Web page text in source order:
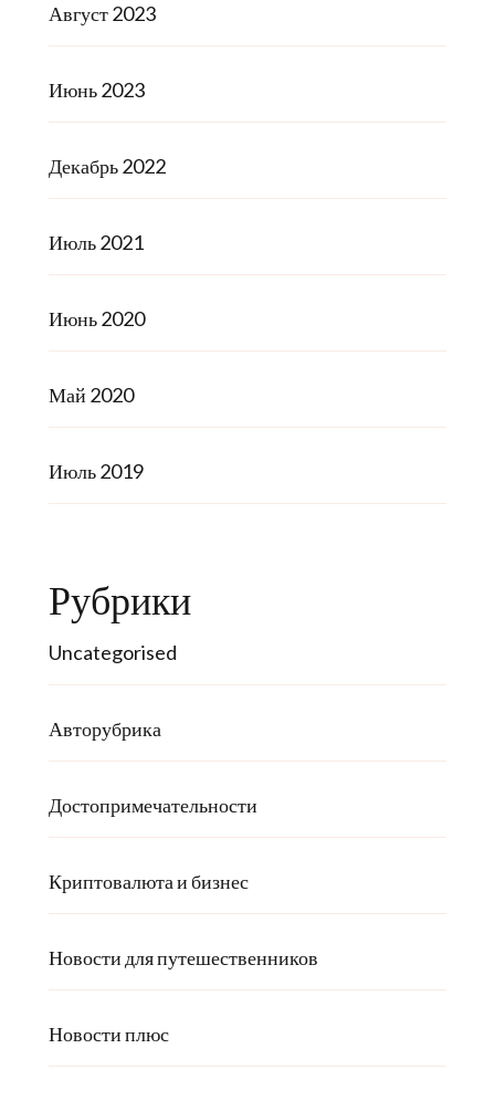
Август 2023
Июнь 2023
Декабрь 2022
Июль 2021
Июнь 2020
Май 2020
Июль 2019
Рубрики
Uncategorised
Авторубрика
Достопримечательности
Криптовалюта и бизнес
Новости для путешественников
Новости плюс